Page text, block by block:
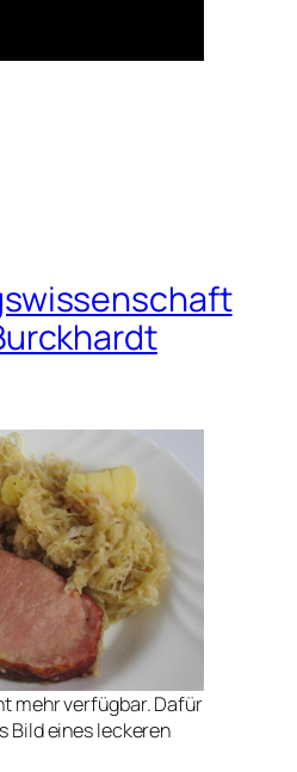
mehr verfügbar. Dafür
Bild eines leckeren